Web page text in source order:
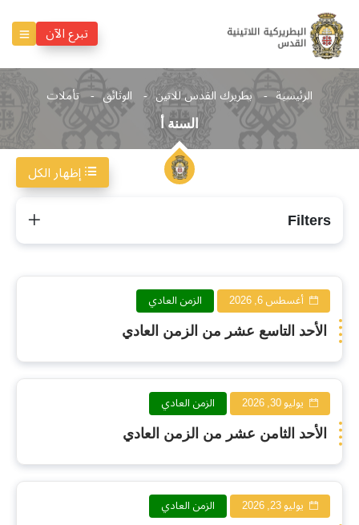
تبرع الآن
الرئيسية بطريرك القدس للاتين الوثائق تأملات
السنة أ
السنة
Filters
أغسطس 6, 2026 الزمن العادي
الأحد التاسع عشر من الزمن العادي
يوليو 30, 2026 الزمن العادي
الأحد الثامن عشر من الزمن العادي
يوليو 23, 2026 الزمن العادي
إظهار الكل